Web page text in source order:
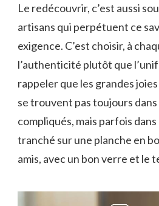
Le redécouvrir, c’est aussi
artisans qui perpétuent ce
exigence. C’est choisir, à
l’authenticité plutôt que
rappeler que les grandes
se trouvent pas toujours dans
compliqués, mais parfois
tranché sur une planche en
amis, avec un bon verre et le